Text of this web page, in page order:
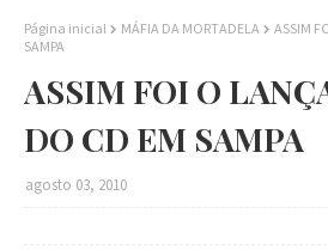
Página inicial MÁFIA DA MORTADELA
ASSIM
SAMPA
ASSIM FOI O
DO CD EM SAMPA
agosto 03, 2010